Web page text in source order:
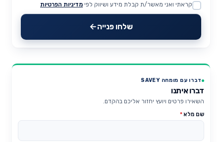
Website
קראתי ואני מאשר/ת קבלת מידע ושיווק לפי מדיניות הפרטיות
שלחו פנייה
דברו עם מומחה SAVEY
דברו איתנו
השאירו פרטים ויועץ יחזור אליכם בהקדם.
שם מלא*